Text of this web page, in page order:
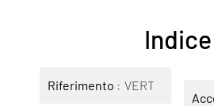
Indice
Riferimento VERT